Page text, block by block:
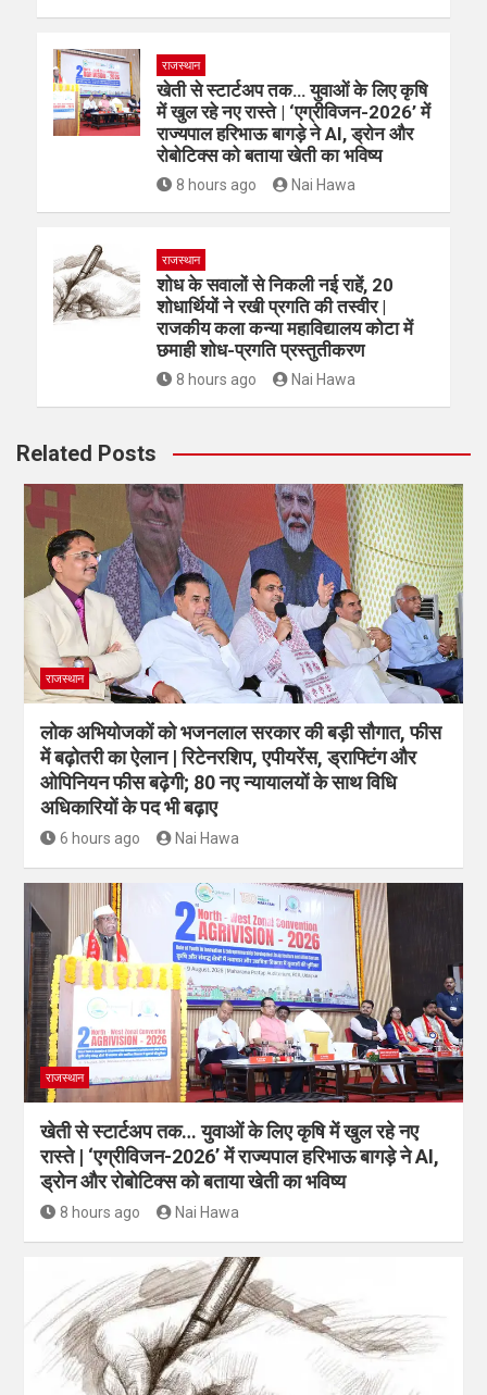
राजस्थान
खेती से स्टार्टअप तक… युवाओं के लिए कृषि
में खुल रहे नए रास्ते | ‘एग्रीविजन-2026’ में
राज्यपाल हरिभाऊ बागड़े ने AI, ड्रोन और
रोबोटिक्स को बताया खेती का भविष्य
8 hours ago Nai Hawa
राजस्थान
शोध के सवालों से निकली नई राहें, 20
शोधार्थियों ने रखी प्रगति की तस्वीर |
राजकीय कला कन्या महाविद्यालय कोटा में
छमाही शोध-प्रगति प्रस्तुतीकरण
8 hours ago Nai Hawa
Related Posts
राजस्थान
लोक अभियोजकों को भजनलाल सरकार की बड़ी सौगात, फीस
में बढ़ोतरी का ऐलान | रिटेनरशिप, एपीयरेंस, ड्राफ्टिंग और
ओपिनियन फीस बढ़ेगी; 80 नए न्यायालयों के साथ विधि
अधिकारियों के पद भी बढ़ाए
6 hours ago Nai Hawa
राजस्थान
खेती से स्टार्टअप तक… युवाओं के लिए कृषि में खुल रहे नए
रास्ते | ‘एग्रीविजन-2026’ में राज्यपाल हरिभाऊ बागड़े ने AI,
ड्रोन और रोबोटिक्स को बताया खेती का भविष्य
8 hours ago Nai Hawa